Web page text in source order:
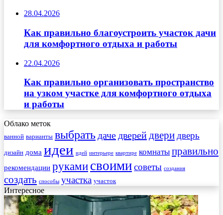
28.04.2026
Как правильно благоустроить участок дачи
для комфортного отдыха и работы
22.04.2026
Как правильно организовать пространство
на узком участке для комфортного отдыха
и работы
Облако меток
ванной варианты выбрать даче дверейдвери дверь
дизайн дома идеи идей интерьере квартире комнаты правильно
рекомендации руками своимисоветы создания
создать способы участка участок
Интересное